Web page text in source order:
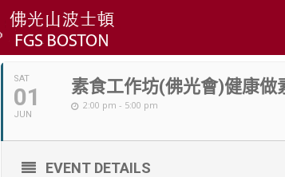
JUNE, 2019
SAT
01
JUN
素食工作坊(佛光會)健康做
2:00 pm - 5:00 pm
EVENT DETAILS